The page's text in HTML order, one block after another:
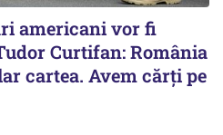
americani vor fi
Curtifan: România
cartea. Avem cărți pe